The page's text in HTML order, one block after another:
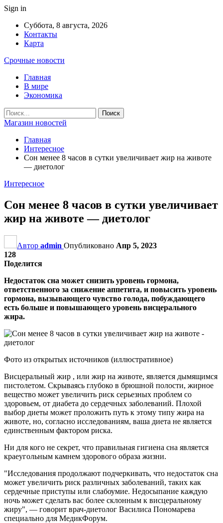
Sign in
Суббота, 8 августа, 2026
Контакты
Карта
Срочные новости
Главная
В мире
Экономика
Магазин новостей
Главная
Интересное
Сон менее 8 часов в сутки увеличивает жир на животе
— диетолог
Интересное
Сон менее 8 часов в сутки увеличивает
жир на животе — диетолог
Автор admin Опубликовано Апр 5, 2023
128
Поделится
Недостаток сна может снизить уровень гормона,
ответственного за снижение аппетита, и повысить уровень
гормона, вызывающего чувство голода, побуждающего
есть больше и повышающего уровень висцерального
жира.
Фото из открытых источников (иллюстративное)
Висцеральный жир , или жир на животе, является дымящимся
пистолетом. Скрываясь глубоко в брюшной полости, жирное
вещество может увеличить риск серьезных проблем со
здоровьем, от диабета до сердечных заболеваний. Плохой
выбор диеты может проложить путь к этому типу жира на
животе, но, согласно исследованиям, ваша диета не является
единственным фактором риска.
Ни для кого не секрет, что правильная гигиена сна является
краеугольным камнем здорового образа жизни.
"Исследования продолжают подчеркивать, что недостаток сна
может увеличить риск различных заболеваний, таких как
сердечные приступы или слабоумие. Недосыпание каждую
ночь может сделать вас более склонным к висцеральному
жиру", — говорит врач-диетолог Василиса Пономарева
специально для МедикФорум.